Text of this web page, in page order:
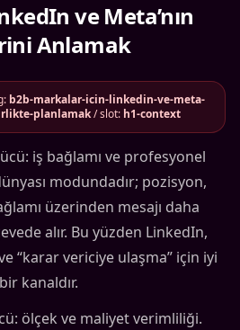
ve Meta’nın
Anlamak
b2b-markalar-icin-linkedin-ve-meta-
planlamak/ slot: h1-context
iş bağlamı ve profesyonel
modundadır; pozisyon,
üzerinden mesajı daha
alır. Bu yüzden LinkedIn,
“karar vericiye ulaşma” için iyi
bir kanaldır.
ölçek ve maliyet verimliliği.